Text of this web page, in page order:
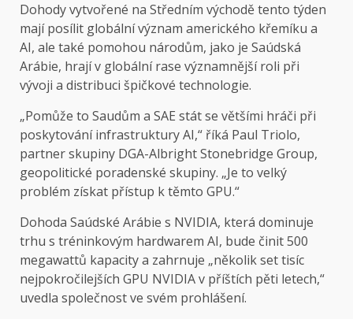
Dohody vytvořené na Středním východě tento týden
mají posílit globální význam amerického křemíku a
AI, ale také pomohou národům, jako je Saúdská
Arábie, hrají v globální rase významnější roli při
vývoji a distribuci špičkové technologie.
„Pomůže to Saudům a SAE stát se většími hráči při
poskytování infrastruktury AI,“ říká Paul Triolo,
partner skupiny DGA-Albright Stonebridge Group,
geopolitické poradenské skupiny. „Je to velký
problém získat přístup k těmto GPU.“
Dohoda Saúdské Arábie s NVIDIA, která dominuje
trhu s tréninkovým hardwarem AI, bude činit 500
megawattů kapacity a zahrnuje „několik set tisíc
nejpokročilejších GPU NVIDIA v příštích pěti letech,“
uvedla společnost ve svém prohlášení.